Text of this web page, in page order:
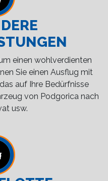
einen wohlverdienten
Sie einen Ausflug mit
auf Ihre Bedürfnisse
von Podgorica nach
usw.